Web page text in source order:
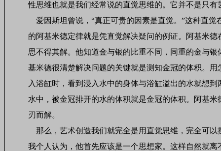
性思维也就是我们经常说的直觉思维的。它并不是只
爱因斯坦曾说，“真正可贵的因素是直觉。”这种直
的阿基米德定律就是凭直觉解决疑问的例证。阿基米
思不得其解。他知道金与银的比重不同，同重的金与
基米德很清楚解决问题的关键就是测知金冠的体积。
入浴缸时，看到浸入水中的身体与浴缸溢出的水就想
水中，被金冠排开的水的体积就是金冠的体积。阿基
刃而解。
那么，艺术创造我们就完全是用直觉思维，完全可
我个人认为，他首先应该是一个思想家。这样自然就